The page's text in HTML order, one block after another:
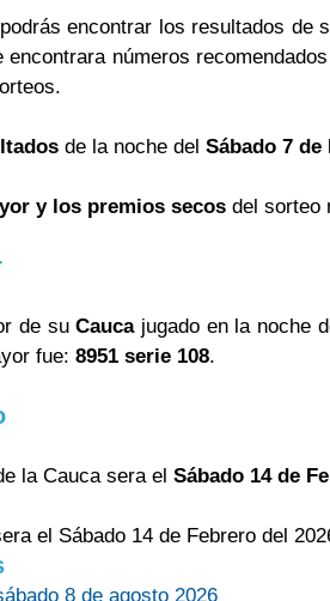
encontrar los resultados de
encontrara números
de la noche del Sábado 7 de
y los premios secos del sorteo
de suCaucajugado en la noche
fue: 8951 serie 108.
la Cauca sera el Sábado 14 de
el Sábado 14 de Febrero del
8 de agosto 2026